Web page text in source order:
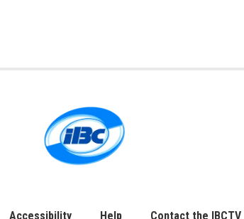
Accessibility Help Contact the IBCTV